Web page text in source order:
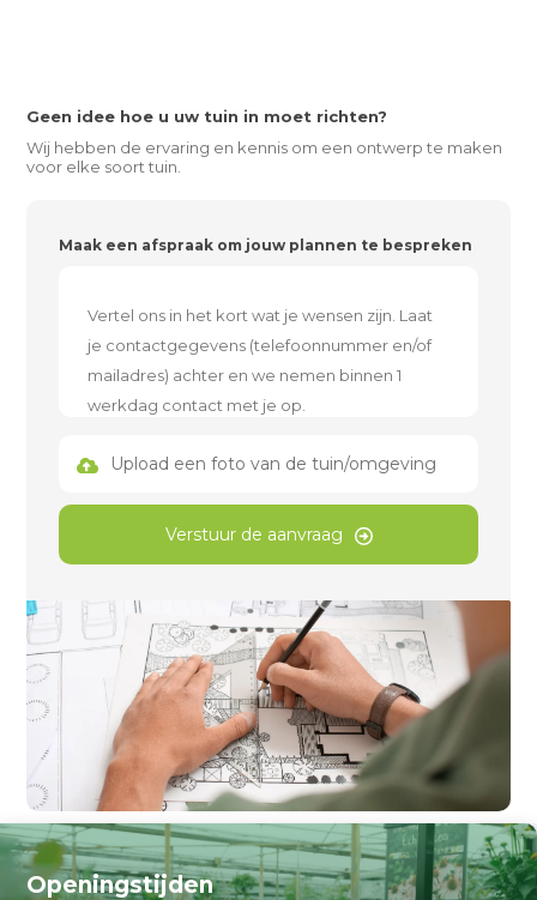
Geen idee hoe u uw tuin in moet richten?
Wij hebben de ervaring en kennis om een ontwerp te maken
voor elke soort tuin.
Maak een afspraak om jouw plannen te bespreken
Upload een foto van de tuin/omgeving
Verstuur de aanvraag
Openingstijden